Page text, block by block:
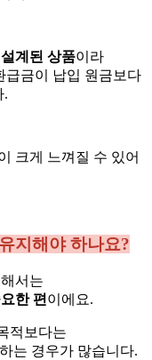
계된 상품이라
급금이 납입 원금보다
.
크게 느껴질 수 있어
지해야 하나요?
서는
한 편이에요.
적보다는
는 경우가 많습니다.